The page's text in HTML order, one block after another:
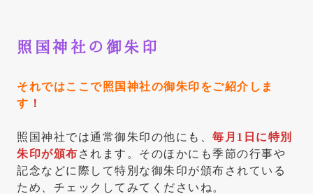
照国神社の御朱印
それではここで照国神社の御朱印をご紹介しま
す ！
照国神社では通常御朱印の他にも、 毎月1日に特別
朱印が頒布 されます。そのほかにも季節の行事や
記念などに際して特別な御朱印が頒布されている
ため、チェックしてみてくださいね。